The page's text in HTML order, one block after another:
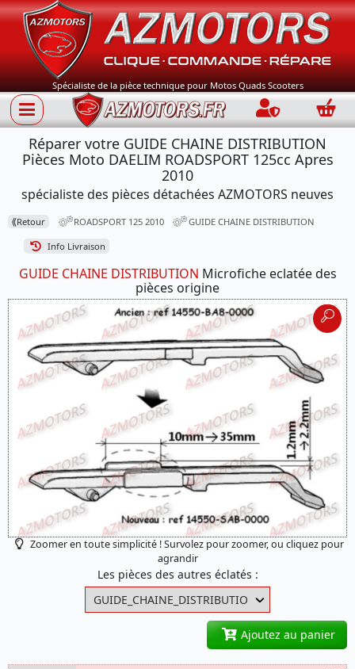
Spécialiste de la pièce technique pour Motos Quads Scooters
Connection
Réparer votre GUIDE CHAINE DISTRIBUTION
Pièces Moto DAELIM ROADSPORT 125cc Apres
2010
spécialiste des pièces détachées AZMOTORS neuves
⟪Retour ROADSPORT 125 2010 GUIDE CHAINE DISTRIBUTION
Info Livraison
GUIDE CHAINE DISTRIBUTION Microfiche eclatée des
pièces origine
Zoomer en toute simplicité ! Survolez pour zoomer, ou cliquez pour
agrandir
Les pièces des autres éclatés :
Ajoutez au panier